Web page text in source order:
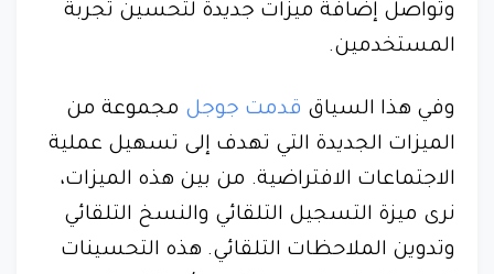
وتواصل إضافة ميزات جديدة لتحسين تجربة
المستخدمين.
وفي هذا السياق قدمت جوجل مجموعة من
الميزات الجديدة التي تهدف إلى تسهيل عملية
الاجتماعات الافتراضية. من بين هذه الميزات،
نرى ميزة التسجيل التلقائي والنسخ التلقائي
وتدوين الملاحظات التلقائي. هذه التحسينات